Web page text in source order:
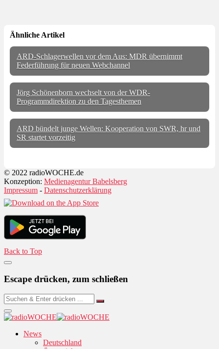
Ähnliche Artikel
ARD-Schlagerwellen vor dem Aus: MDR übernimmt
Federführung für neuen Webchannel
Jörg Schönenborn wechselt von der WDR-
Programmdirektion zu den Tagesthemen
ARD bündelt junge Wellen: Kooperation von SWR, hr und
SR startet vorzeitig
© 2022 radioWOCHE.de
Konzeption: Medienagentur Babelsberg
Impressum - Datenschutzerklärung
Back to Top
Escape drücken, zum schließen
News
Deutschland